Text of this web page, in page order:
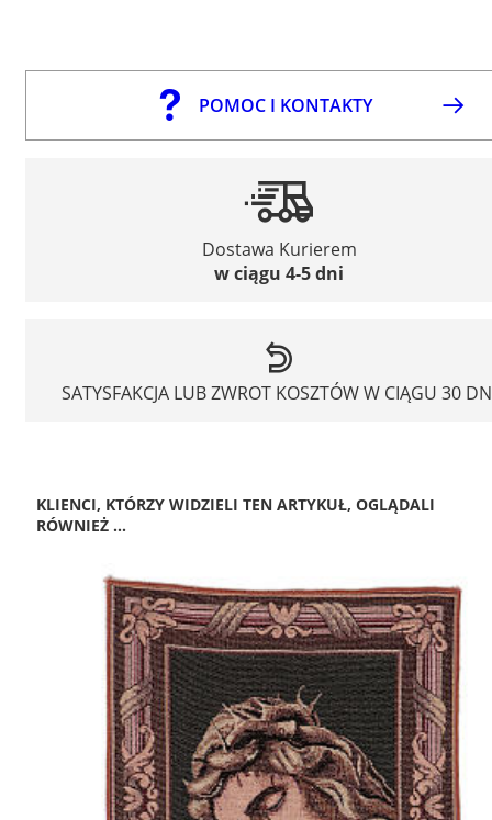
POMOC I KONTAKTY
Dostawa Kurierem
w ciągu 4-5 dni
SATYSFAKCJA LUB ZWROT KOSZTÓW W CIĄGU 30
KLIENCI, KTÓRZY WIDZIELI TEN ARTYKUŁ, OGLĄDALI
RÓWNIEŻ ...